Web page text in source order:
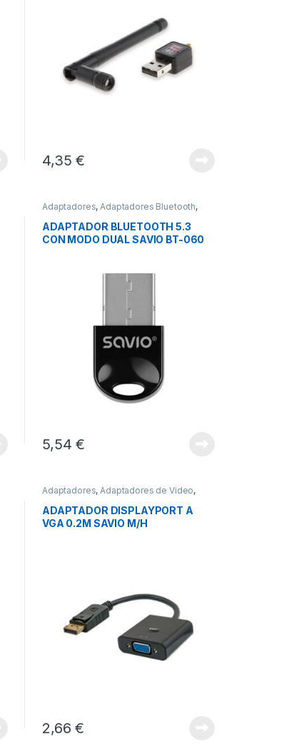
4,35€
Adaptadores,Adaptadores Bluetooth,
Conectividad
ADAPTADOR BLUETOOTH 5.3
CON MODO DUAL SAVIO BT-060
5,54€
Adaptadores, Adaptadores de Video,
Conectividad
ADAPTADOR DISPLAYPORT A
VGA 0.2M SAVIO M/H
2,66€